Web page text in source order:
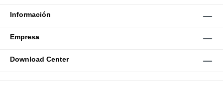
Información
Empresa
Download Center